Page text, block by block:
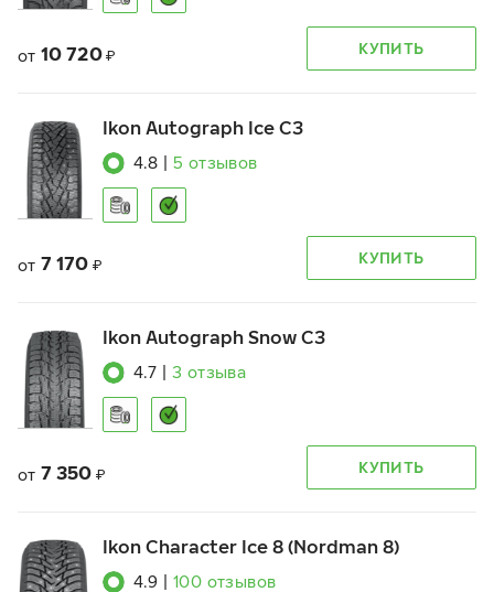
от 10 720 ₽ КУПИТЬ
Ikon Autograph Ice C3
4.8 5 отзывов
от 7 170 ₽ КУПИТЬ
Ikon Autograph Snow C3
4.7 3 отзыва
от 7 350 ₽ КУПИТЬ
Ikon Character Ice 8 (Nordman 8)
4.9 100 отзывов